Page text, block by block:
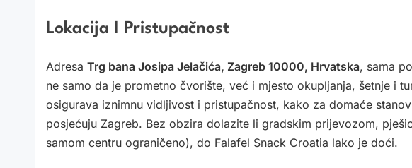
Lokacija I Pristupačnost
Adresa Trg bana Josipa Jelačića, Zagreb 10000, Hrvatska, sama
ne samo da je prometno čvorište, već i mjesto okupljanja, šetnje i
osigurava iznimnu vidljivost i pristupačnost, kako za domaće
posjećuju Zagreb. Bez obzira dolazite li gradskim prijevozom,
samom centru ograničeno), do Falafel Snack Croatia lako je doći.